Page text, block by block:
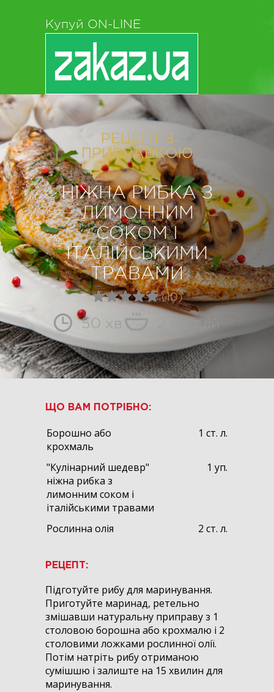
Купуй ON-LINE
РЕЦЕПТ З
ПРИПРАВКОЮ
НІЖНА РИБКА З
ЛИМОННИМ
СОКОМ І
ІТАЛІЙСЬКИМИ
ТРАВАМИ
(10)
50 хв 2 порцій
ЩО ВАМ ПОТРІБНО:
Борошно або
крохмаль
1 ст. л.
"Кулінарний шедевр"
ніжна рибка з
лимонним соком і
італійськими травами
1 уп.
Рослинна олія 2 ст. л.
РЕЦЕПТ:
Підготуйте рибу для маринування.
Приготуйте маринад, ретельно
змішавши натуральну приправу з 1
столовою борошна або крохмалю і 2
столовими ложками рослинної олії.
Потім натріть рибу отриманою
сумішшю і залиште на 15 хвилин для
маринування.